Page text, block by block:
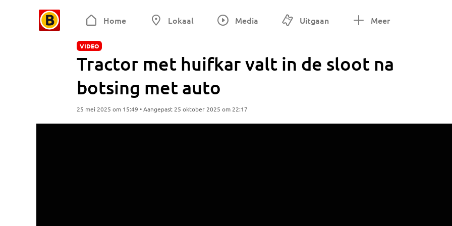
Home Lokaal Media Uitgaan Meer
VIDEO
Tractor met huifkar valt in de sloot na
botsing met auto
25 mei 2025 om 15:49 • Aangepast 25 oktober 2025 om 22:17